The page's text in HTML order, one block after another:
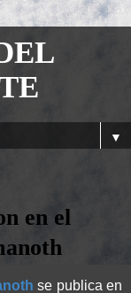
▼
en el
se publica en